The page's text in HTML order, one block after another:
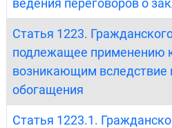
ведения переговоров о
Статья 1223.
подлежащее применению
возникающим вследствие
обогащения
Статья 1223.1.